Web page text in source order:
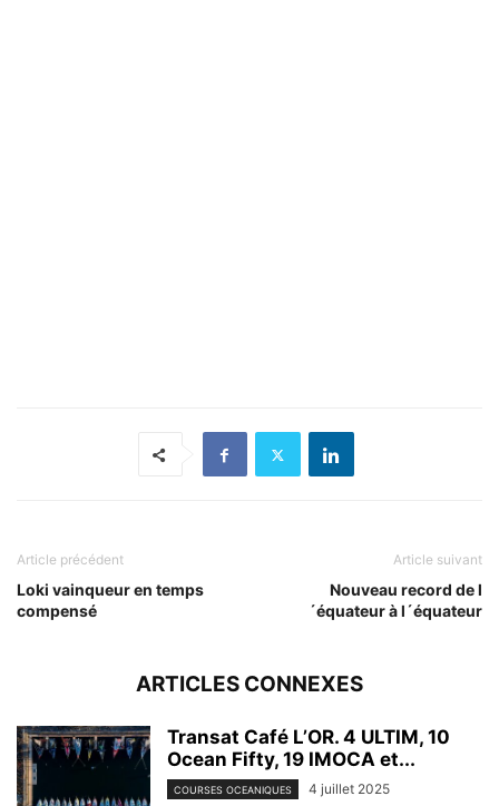
Article précédent
Loki vainqueur en temps
compensé
Article suivant
Nouveau record de l
´équateur à l´équateur
ARTICLES CONNEXES
Transat Café L’OR. 4 ULTIM, 10
Ocean Fifty, 19 IMOCA et...
COURSES OCEANIQUES 4 juillet 2025